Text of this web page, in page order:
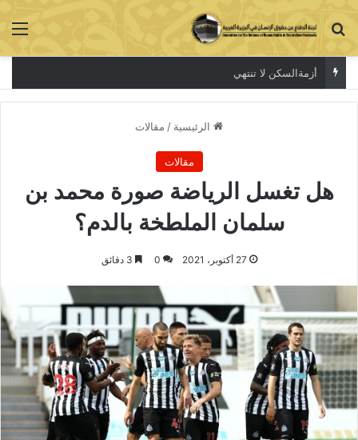
بحث عن
أزمةالسكن لا تنتهي
الرئيسية / مقالات
مقالات
هل تغسل الرياضة صورة محمد بن
سلمان الملطخة بالدم؟
27 أكتوبر، 2021 0